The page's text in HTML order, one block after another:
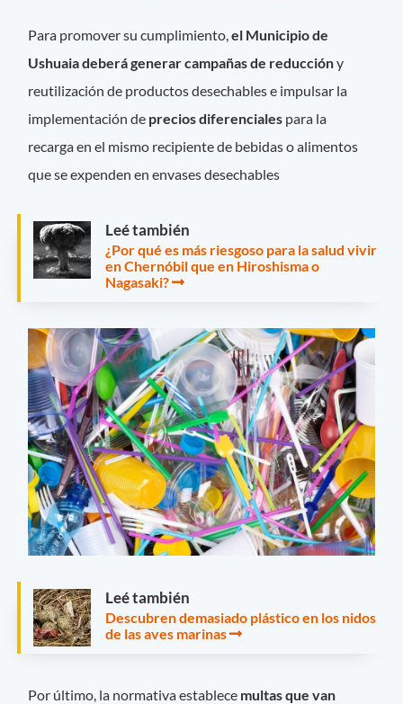
Para promover su cumplimiento,el Municipio de
Ushuaia deberá generar campañas de reduccióny
reutilización de productos desechables e impulsar la
implementación de precios diferenciales para la
recarga en el mismo recipiente de bebidas o alimentos
que se expenden en envases desechables
Leé también
¿Por qué es más riesgoso para la salud vivir
en Chernóbil que en Hiroshisma o
Nagasaki?
Leé también
Descubren demasiado plástico en los nidos
de las aves marinas
Por último, la normativa establece multas que van